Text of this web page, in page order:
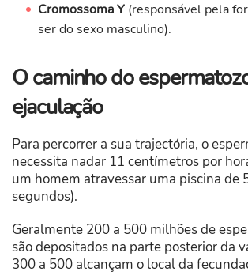
Cromossoma Y(responsável pela
ser do sexo masculino).
O caminho do
ejaculação
Para percorrer a sua trajectória, o
necessita nadar 11 centímetros por
um homem atravessar uma piscina de
segundos).
Geralmente 200 a 500 milhões de
são depositados na parte posterior da
300 a 500 alcançam o local da